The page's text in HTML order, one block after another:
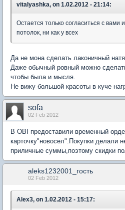
vitalyashka, on 1.02.2012 - 21:14:
Остается только согласиться с
потолок, ни как у всех
Да не мона сделать лаконичный
Даже обычный ровный можно
чтобы была и мысля.
Не вижу большой красоты в куче
sofa
02 Feb 2012
В OBI предоставили временный
карточку"новосел".Покупки делали
приличные суммы,поэтому скидки
aleks1232001_гость
02 Feb 2012
Alex3, on 1.02.2012 - 15:17: